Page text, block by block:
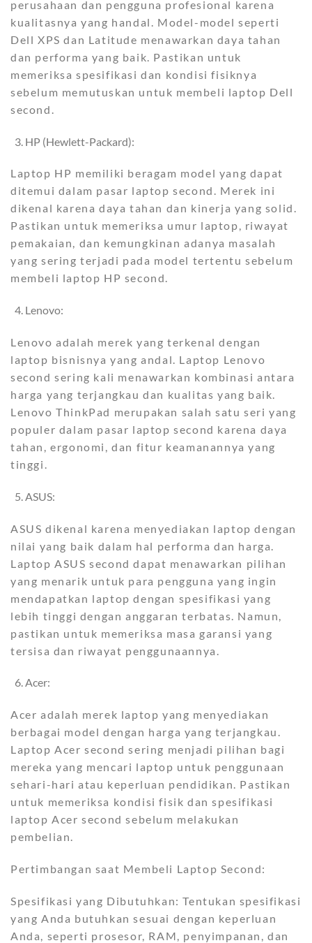
perusahaan dan pengguna profesional karena
kualitasnya yang handal. Model-model seperti
Dell XPS dan Latitude menawarkan daya tahan
dan performa yang baik. Pastikan untuk
memeriksa spesifikasi dan kondisi fisiknya
sebelum memutuskan untuk membeli laptop Dell
second.
HP (Hewlett-Packard):
Laptop HP memiliki beragam model yang dapat
ditemui dalam pasar laptop second. Merek ini
dikenal karena daya tahan dan kinerja yang solid.
Pastikan untuk memeriksa umur laptop, riwayat
pemakaian, dan kemungkinan adanya masalah
yang sering terjadi pada model tertentu sebelum
membeli laptop HP second.
Lenovo:
Lenovo adalah merek yang terkenal dengan
laptop bisnisnya yang andal. Laptop Lenovo
second sering kali menawarkan kombinasi antara
harga yang terjangkau dan kualitas yang baik.
Lenovo ThinkPad merupakan salah satu seri yang
populer dalam pasar laptop second karena daya
tahan, ergonomi, dan fitur keamanannya yang
tinggi.
ASUS:
ASUS dikenal karena menyediakan laptop dengan
nilai yang baik dalam hal performa dan harga.
Laptop ASUS second dapat menawarkan pilihan
yang menarik untuk para pengguna yang ingin
mendapatkan laptop dengan spesifikasi yang
lebih tinggi dengan anggaran terbatas. Namun,
pastikan untuk memeriksa masa garansi yang
tersisa dan riwayat penggunaannya.
Acer:
Acer adalah merek laptop yang menyediakan
berbagai model dengan harga yang terjangkau.
Laptop Acer second sering menjadi pilihan bagi
mereka yang mencari laptop untuk penggunaan
sehari-hari atau keperluan pendidikan. Pastikan
untuk memeriksa kondisi fisik dan spesifikasi
laptop Acer second sebelum melakukan
pembelian.
Pertimbangan saat Membeli Laptop Second:
Spesifikasi yang Dibutuhkan: Tentukan spesifikasi
yang Anda butuhkan sesuai dengan keperluan
Anda, seperti prosesor, RAM, penyimpanan, dan